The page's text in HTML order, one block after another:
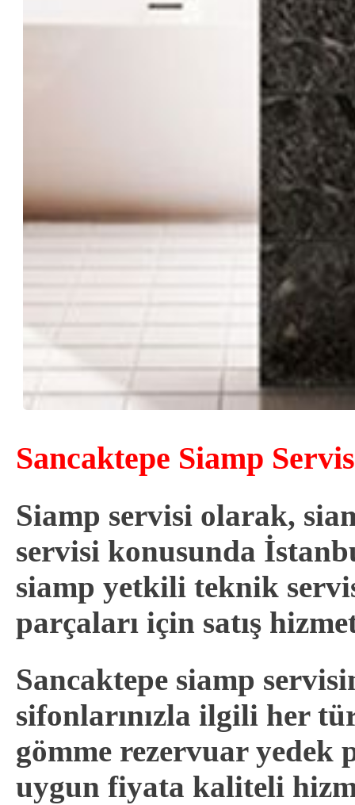
Sancaktepe Siamp
Siamp servisi olarak,
servisi konusunda
siamp yetkili teknik
parçaları için satış
Sancaktepe siamp
sifonlarınızla ilgili her
gömme rezervuar yedek
uygun fiyata kaliteli